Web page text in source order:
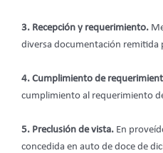
3. Recepción y requerimiento.
diversa documentación remitida
4. Cumplimiento de
cumplimiento al requerimiento
5. Preclusión de vista. En
concedida en auto de doce de